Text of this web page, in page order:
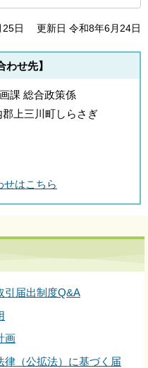
日 更新日 令和8年6月24日
わせ先】
課 総合政策係
上三川町しらさぎ
せはこちら
引届出制度Q&A
画
（公拡法）に基づく届